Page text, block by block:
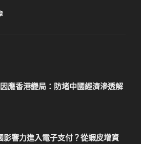
應香港變局：防堵中國經濟滲透解
影響力進入電子支付？從蝦皮增資